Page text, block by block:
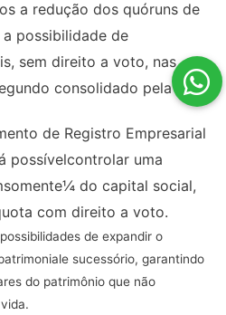
a redução dos quóruns de
possibilidade de
sem direito a voto, nas
consolidado pela
de Registro Empresarial
possívelcontrolar uma
do capital social,
com direito a voto.
de expandir o
sucessório, garantindo
do patrimônio que não